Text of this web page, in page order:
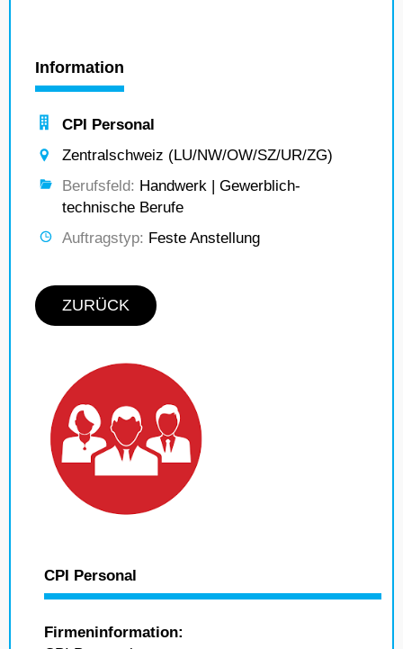
Information
CPI Personal
Zentralschweiz (LU/NW/OW/SZ/UR/ZG)
Berufsfeld: Handwerk | Gewerblich-
technische Berufe
Auftragstyp: Feste Anstellung
ZURÜCK
CPI Personal
Firmeninformation: